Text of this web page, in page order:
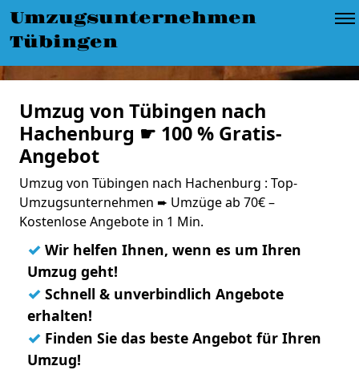
Umzugsunternehmen
Tübingen
Umzug von Tübingen nach
Hachenburg ☛ 100 % Gratis-
Angebot
Umzug von Tübingen nach Hachenburg : Top-
Umzugsunternehmen ➨ Umzüge ab 70€ –
Kostenlose Angebote in 1 Min.
✓ Wir helfen Ihnen, wenn es um Ihren
Umzug geht!
✓ Schnell & unverbindlich Angebote
erhalten!
✓ Finden Sie das beste Angebot für Ihren
Umzug!